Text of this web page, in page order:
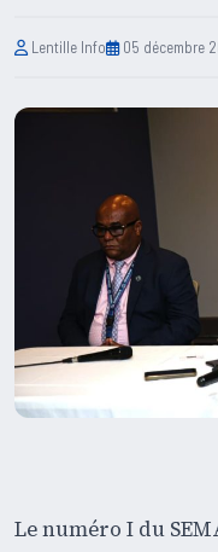
Lentille Info 05 décembre
Le numéro I du